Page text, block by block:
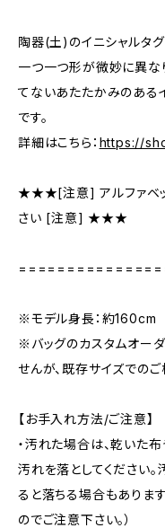
陶器(土)のイニシャルタ
一つ一つ形が微妙に異な
てないあたたかみのある
です。
詳細はこちら： https://
★★★[注意] アルファベッ
さい [注意] ★★★
※モデル身長：約160cm
※バッグのカスタムオー
せんが、既存サイズでの
【お手入れ方法/ご注意】
・汚れた場合は、乾いた
汚れを落としてください
ると落ちる場合もありま
のでご注意下さい。）